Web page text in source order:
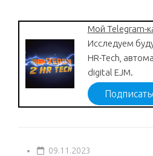
Мой Telegram-
Исследуем
HR-Tech,
digital EJM.
09.11.2023